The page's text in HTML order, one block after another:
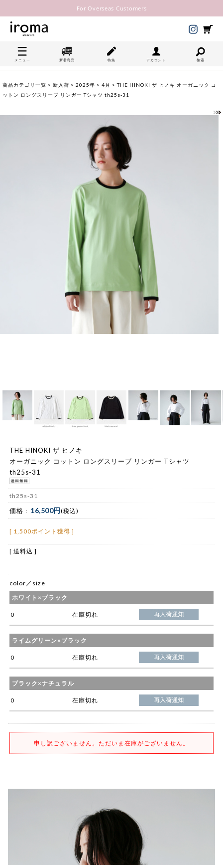
For Overseas Customers
メニュー 新着商品 特集 アカウント 検索
商品カテゴリ一覧 > 新入荷 > 2025年 > 4月 > THE HINOKI ザ ヒノキ オーガニック コ
ットン ロングスリーブ リンガー Tシャツ th25s-31
THE HINOKI ザ ヒノキ
オーガニック コットン ロングスリーブ リンガー Tシャツ
th25s-31
th25s-31
価格 : 16,500円(税込)
[ 1,500ポイント獲得 ]
[ 送料込 ]
color／size
ホワイト×ブラック
0 在庫切れ
ライムグリーン×ブラック
0 在庫切れ
ブラック×ナチュラル
0 在庫切れ
申し訳ございません。ただいま在庫がございません。